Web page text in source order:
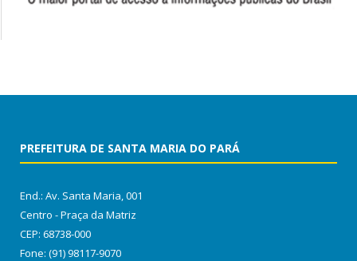
PREFEITURA DE SANTA MARIA DO PARÁ
End.: Av. Santa Maria, 001
Centro - Praça da Matriz
CEP: 68738-000
Fone: (91) 98117-9070